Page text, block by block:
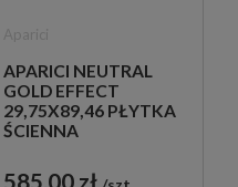
APARICI NEUTRAL
GOLD EFFECT
29,75X89,46 PŁYTKA
ŚCIENNA
585,00 zł